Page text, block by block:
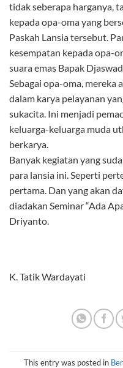
tidak seberapa harganya,
kepada opa-oma yang
Paskah Lansia tersebut.
kesempatan kepada opa-
suara emas Bapak
Sebagai opa-oma, mereka
dalam karya pelayanan
sukacita. Ini menjadi
keluarga-keluarga muda
berkarya.
Banyak kegiatan yang
para lansia ini. Seperti
pertama. Dan yang akan
diadakan Seminar “Ada
Driyanto.
K. Tatik Wardayati
This entry was posted in